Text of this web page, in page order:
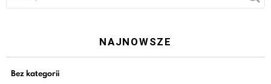
NAJNOWSZE
Bez kategorii